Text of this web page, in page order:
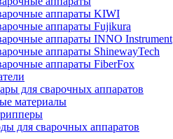
аппараты KIWI
аппараты Fujikura
аппараты INNO Instrument
аппараты ShinewayTech
аппараты FiberFox
для сварочных аппаратов
материалы
для сварочных аппаратов